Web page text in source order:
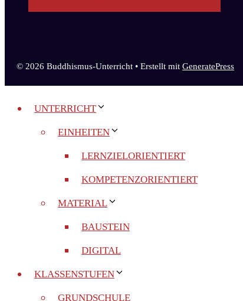
© 2026 Buddhismus-Unterricht • Erstellt mit GeneratePress
UNTERRICHT
EINHEITEN
LERNZIELORIENTIERT
KOMPETENZORIENTIERT
MATERIAL
BAUSTEIN
DIGITAL
KLASSENSTUFEN
GRUNDSCHULE